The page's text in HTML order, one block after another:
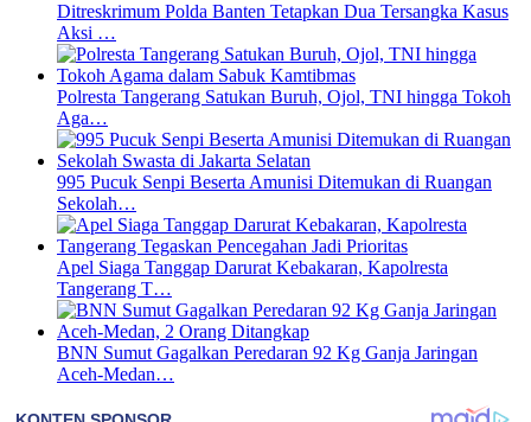
Ditreskrimum Polda Banten Tetapkan Dua Tersangka Kasus
Aksi …
Polresta Tangerang Satukan Buruh, Ojol, TNI hingga Tokoh
Aga…
995 Pucuk Senpi Beserta Amunisi Ditemukan di Ruangan
Sekolah…
Apel Siaga Tanggap Darurat Kebakaran, Kapolresta
Tangerang T…
BNN Sumut Gagalkan Peredaran 92 Kg Ganja Jaringan
Aceh-Medan…